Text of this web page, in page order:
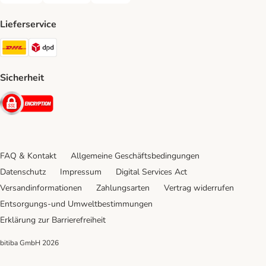
Lieferservice
DHL Shipping Method
Sicherheit
Security
FAQ & Kontakt
Allgemeine Geschäftsbedingungen
Datenschutz
Impressum
Digital Services Act
Versandinformationen
Zahlungsarten
Vertrag widerrufen
Entsorgungs-und Umweltbestimmungen
Erklärung zur Barrierefreiheit
bitiba GmbH 2026